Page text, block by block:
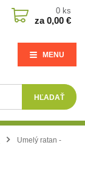
MENU
HĽADAŤ
0 ks
za0,00 €
Umelý ratan -